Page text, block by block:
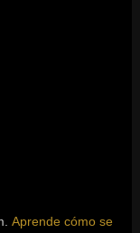
Aprende cómo se